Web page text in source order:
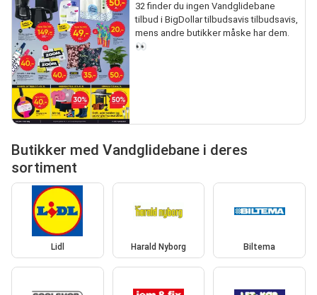
32 finder du ingen Vandglidebane
tilbud i BigDollar tilbudsavis tilbudsavis,
mens andre butikker måske har dem.
👀
Butikker med Vandglidebane i deres
sortiment
Lidl Harald Nyborg Biltema